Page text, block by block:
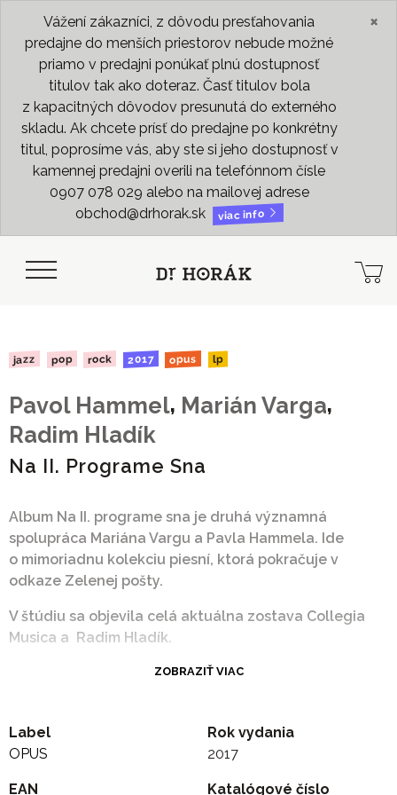
Vážení zákazníci, z dôvodu presťahovania
predajne do menších priestorov nebude možné
priamo v predajni ponúkať plnú dostupnosť
titulov tak ako doteraz. Časť titulov bola
z kapacitných dôvodov presunutá do externého
skladu. Ak chcete prísť do predajne po konkrétny
titul, poprosíme vás, aby ste si jeho dostupnosť v
kamennej predajni overili na telefónnom čísle
0907 078 029 alebo na mailovej adrese
obchod@drhorak.sk
viac info
×
jazz pop rock 2017 opus lp
Pavol Hammel, Marián Varga,
Radim Hladík
Na II. Programe Sna
Album Na II. programe sna je druhá významná
spolupráca Mariána Vargu a Pavla Hammela. Ide
o mimoriadnu kolekciu piesní, ktorá pokračuje v
odkaze Zelenej pošty.
V štúdiu sa objevila celá aktuálna zostava Collegia
Musica a Radim Hladík.
1. Na druhom programe sna
2. Náhle
4. Voda
ZOBRAZIŤ VIAC
Label
OPUS
Rok vydania
2017
EAN
Katalógové číslo